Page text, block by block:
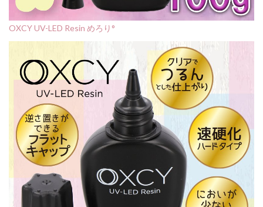
OXCY UV-LED Resin めろり°